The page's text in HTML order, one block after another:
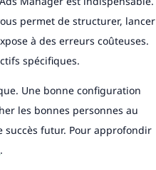
permet de structurer, lancer
à des erreurs coûteuses.
spécifiques.
Une bonne configuration
les bonnes personnes au
succès futur. Pour approfondir
.